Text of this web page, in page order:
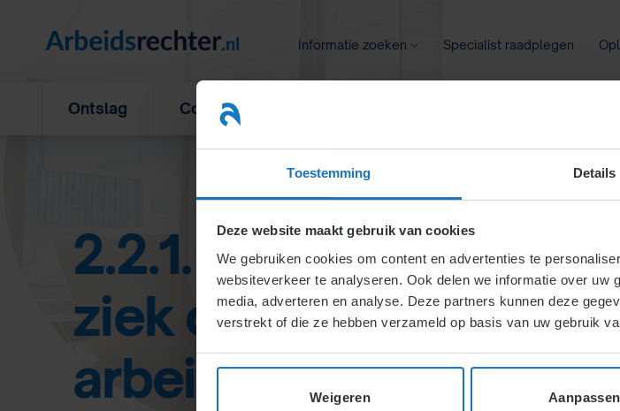
Toestemming Details
Deze website maakt gebruik van cookies
We gebruiken cookies om content en advertenties te
websiteverkeer te analyseren. Ook delen we informatie over
media, adverteren en analyse. Deze partners kunnen deze
verstrekt of die ze hebben verzameld op basis van uw gebruik
Weigeren Aanpassen
Informatie zoeken Specialist raadplegen
Ontslag Concurrentiebeding
2.2.1. Wanneer is
ziek of (situationeel)
arbeidsongeschikt?